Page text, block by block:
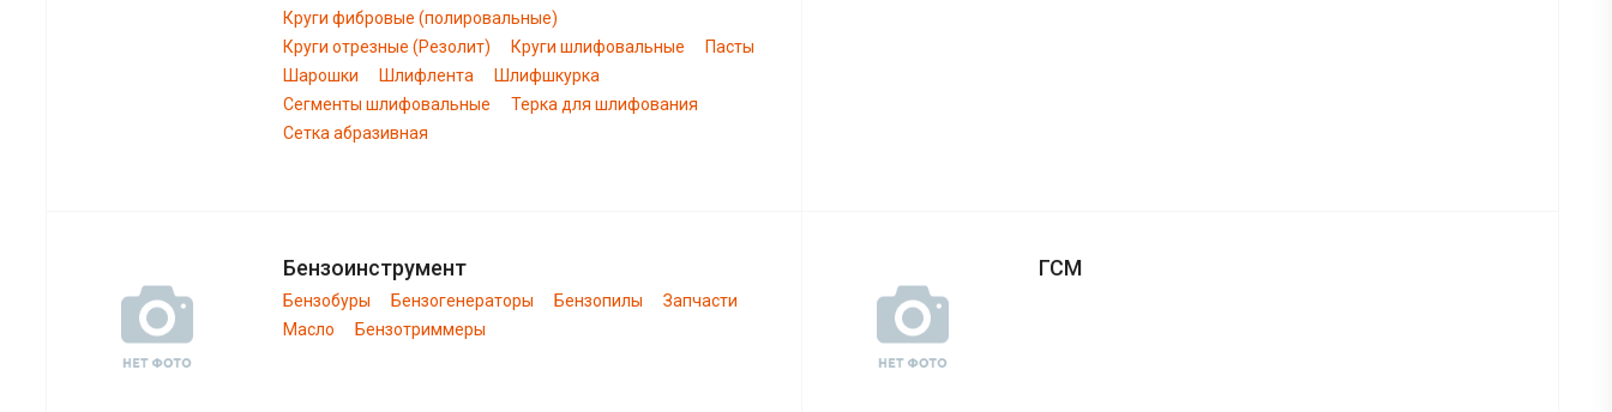
Круги фибровые (полировальные)
Круги отрезные (Резолит)
Круги шлифовальные
Пасты
Шарошки
Шлифлента
Шлифшкурка
Сегменты шлифовальные
Терка для шлифования
Сетка абразивная
Бензоинструмент
Бензобуры Бензогенераторы Бензопилы
Запчасти
Масло
Бензотриммеры
ГСМ